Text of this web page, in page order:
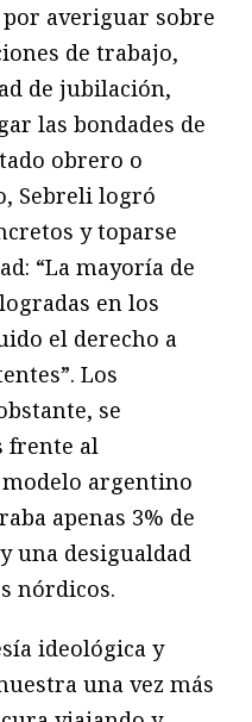
averiguar sobre
de trabajo,
de jubilación,
las bondades de
obrero o
Sebreli logró
y toparse
“La mayoría de
en los
el derecho a
Los
se
frente al
argentino
apenas 3% de
una desigualdad
nórdicos.
ideológica y
una vez más